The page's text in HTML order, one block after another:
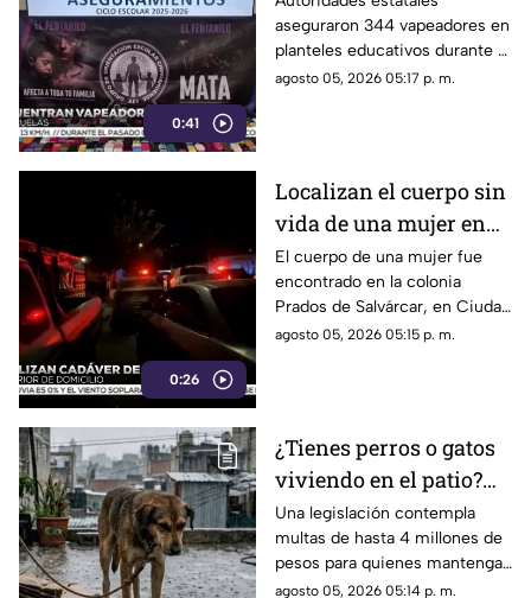
0:41
pasado ciclo escolar |
VIDEO
aseguraron 344 vapeadores en
planteles educativos durante el
ciclo escolar 2025-2026.
agosto 05, 2026 05:17 p. m.
0:26
Localizan el cuerpo sin
vida de una mujer en
Ciudad Juárez | VIDEO
El cuerpo de una mujer fue
encontrado en la colonia
Prados de Salvárcar, en Ciudad
Juárez.
agosto 05, 2026 05:15 p. m.
¿Tienes perros o gatos
viviendo en el patio?
Podrías recibir una
multa de hasta 4
millones de pesos
Una legislación contempla
multas de hasta 4 millones de
pesos para quienes mantengan
de forma permanente a perros
agosto 05, 2026 05:14 p. m.